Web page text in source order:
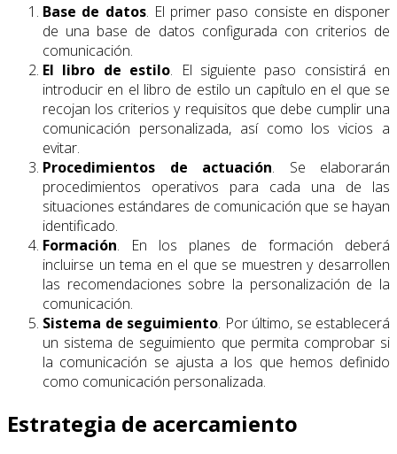
Base de datos. El primer paso consiste en disponer
de una base de datos configurada con criterios de
comunicación.
El libro de estilo. El siguiente paso consistirá en
introducir en el libro de estilo un capítulo en el que se
recojan los criterios y requisitos que debe cumplir una
comunicación personalizada, así como los vicios a
evitar.
Procedimientos de actuación. Se elaborarán
procedimientos operativos para cada una de las
situaciones estándares de comunicación que se hayan
identificado.
Formación. En los planes de formación deberá
incluirse un tema en el que se muestren y desarrollen
las recomendaciones sobre la personalización de la
comunicación.
Sistema de seguimiento. Por último, se establecerá
un sistema de seguimiento que permita comprobar si
la comunicación se ajusta a los que hemos definido
como comunicación personalizada.
Estrategia de acercamiento